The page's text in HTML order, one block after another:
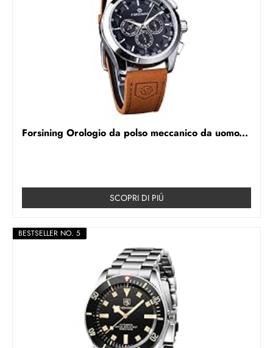
Forsining Orologio da polso meccanico da uomo...
SCOPRI DI PIÚ
BESTSELLER NO. 5